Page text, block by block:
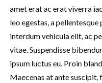
amet erat ac erat viverra
leo egestas, a
interdum vehicula elit, ac
vitae. Suspendisse
ipsum luctus eu. Proin
Maecenas at ante suscipit,